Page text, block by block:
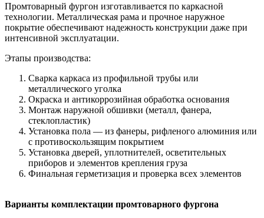
Промтоварный фургон изготавливается по каркасной
технологии. Металлическая рама и прочное наружное
покрытие обеспечивают надежность конструкции даже при
интенсивной эксплуатации.
Этапы производства:
Сварка каркаса из профильной трубы или
металлического уголка
Окраска и антикоррозийная обработка основания
Монтаж наружной обшивки (металл, фанера,
стеклопластик)
Установка пола — из фанеры, рифленого алюминия или
с противоскользящим покрытием
Установка дверей, уплотнителей, осветительных
приборов и элементов крепления груза
Финальная герметизация и проверка всех элементов
Варианты комплектации промтоварного фургона